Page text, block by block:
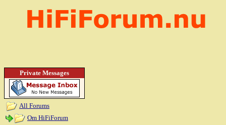
Private Messages
All Forums
Om HiFiForum